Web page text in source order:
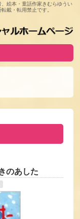
、絵本・童話作家きむらゆうい
・転用禁止です。
のあした